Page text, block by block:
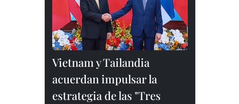
Vietnam y Tailandia
acuerdan impulsar la
estrategia de las "Tres